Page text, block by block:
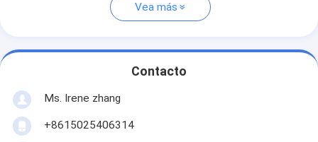
Vea más
Contacto
Ms. Irene zhang
+8615025406314